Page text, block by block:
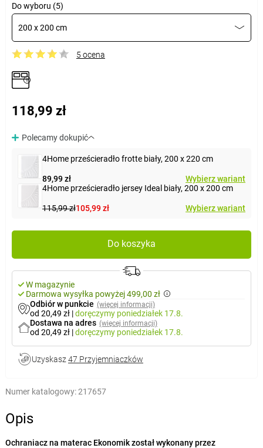
Do wyboru (5)
200 x 200 cm
5 ocena
118,99 zł
Polecamy dokupić
4Home prześcieradło frotte biały, 200 x 220 cm
89,99 zł
Wybierz wariant
4Home prześcieradło jersey Ideal biały, 200 x 200 cm
115,99 zł105,99 zł Wybierz wariant
Do koszyka
W magazynie
Darmowa wysyłka powyżej 499,00 zł
Odbiór w punkcie (więcej informacji)
od 20,49 zł |doręczymy poniedziałek 17.8.
Dostawa na adres (więcej informacji)
od 20,49 zł |doręczymy poniedziałek 17.8.
Uzyskasz 47 Przyjemniaczków
Numer katalogowy:217657
Opis
Ochraniacz na materac Ekonomik został wykonany przez